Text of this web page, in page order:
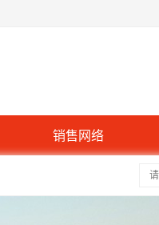
销售网络